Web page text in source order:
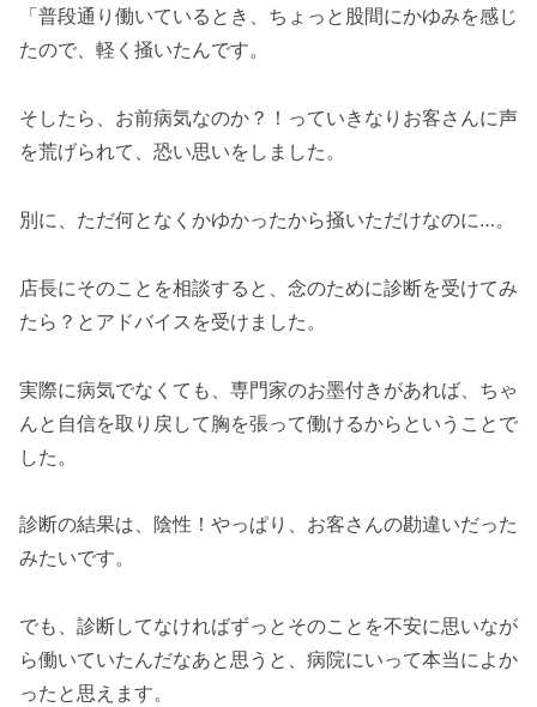
「普段通り働いているとき、ちょっと股間にかゆみを感じ
たので、軽く掻いたんです。
そしたら、お前病気なのか？！っていきなりお客さんに声
を荒げられて、恐い思いをしました。
別に、ただ何となくかゆかったから掻いただけなのに…。
店長にそのことを相談すると、念のために診断を受けてみ
たら？とアドバイスを受けました。
実際に病気でなくても、専門家のお墨付きがあれば、ちゃ
んと自信を取り戻して胸を張って働けるからということで
した。
診断の結果は、陰性！やっぱり、お客さんの勘違いだった
みたいです。
でも、診断してなければずっとそのことを不安に思いなが
ら働いていたんだなあと思うと、病院にいって本当によか
ったと思えます。